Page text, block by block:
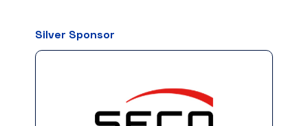
Silver Sponsor